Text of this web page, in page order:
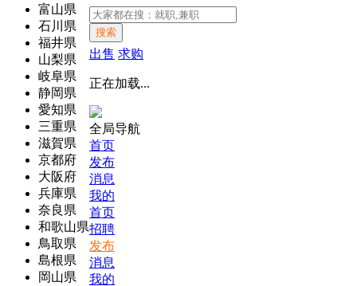
富山県
石川県
福井県
山梨県
岐阜県
静岡県
愛知県
三重県
滋賀県
京都府
大阪府
兵庫県
奈良県
和歌山県
鳥取県
島根県
岡山県
搜索
出售 求购
正在加载...
全局导航
首页
发布
消息
我的
首页
招聘
发布
消息
我的